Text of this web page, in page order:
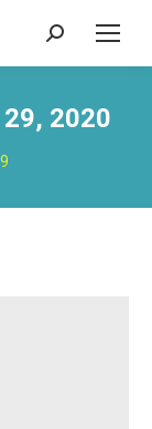
Buscar:
2020